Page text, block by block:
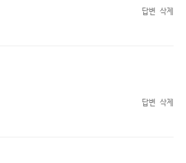
답변 삭제
답변 삭제